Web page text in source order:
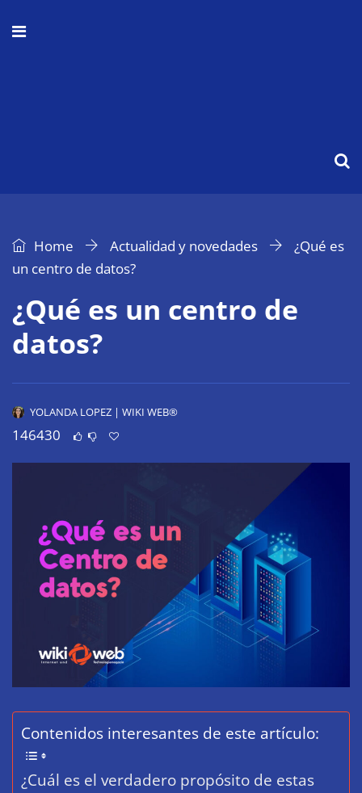
Home Actualidad y novedades
¿Qué es
un centro de datos?
¿Qué es un centro de
datos?
YOLANDA LOPEZ | WIKI WEB®
146430
Contenidos interesantes de este artículo:
¿Cuál es el verdadero propósito de estas